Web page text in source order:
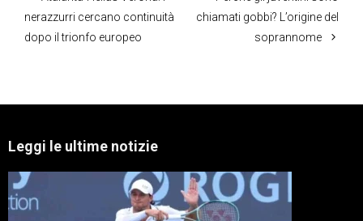
nerazzurri cercano continuità
dopo il trionfo europeo
chiamati gobbi? L’origine del
soprannome
Leggi le ultime notizie